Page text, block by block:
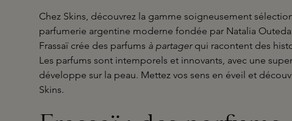
Chez Skins, découvrez la gamme soigneusement
parfumerie argentine moderne fondée par Natalia
Frassaï crée des parfums à partager qui racontent des
Les parfums sont intemporels et innovants, avec une
développe sur la peau. Mettez vos sens en éveil et
Skins.